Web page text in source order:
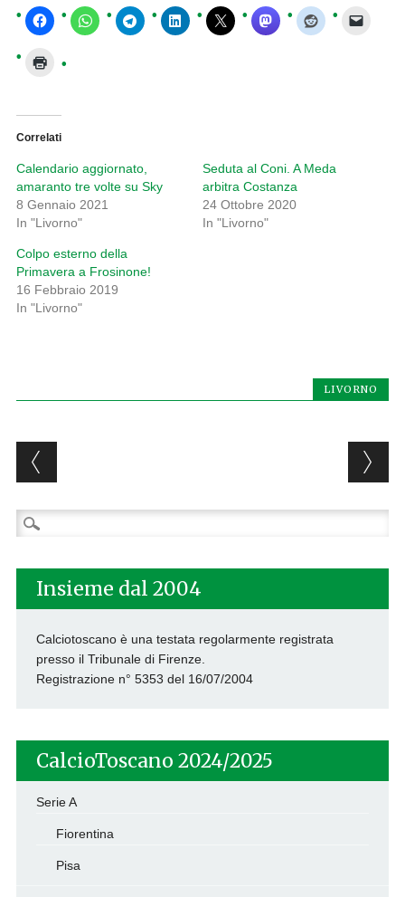
Correlati
Calendario aggiornato,
amaranto tre volte su Sky
8 Gennaio 2021
In "Livorno"
Seduta al Coni. A Meda
arbitra Costanza
24 Ottobre 2020
In "Livorno"
Colpo esterno della
Primavera a Frosinone!
16 Febbraio 2019
In "Livorno"
LIVORNO
Post navigation
Ricerca
per:
Insieme dal 2004
Calciotoscano è una testata regolarmente registrata
presso il Tribunale di Firenze.
Registrazione n° 5353 del 16/07/2004
CalcioToscano 2024/2025
Serie A
Fiorentina
Pisa